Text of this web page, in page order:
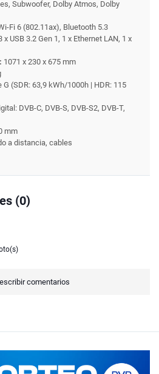
Subwoofer, Dolby Atmos, Dolby
Fi 6 (802.11ax), Bluetooth 5.3
x USB 3.2 Gen 1, 1 x Ethernet LAN, 1 x
1071 x 230 x 675 mm
G (SDR: 63,9 kWh/1000h | HDR: 115
DVB-C, DVB-S, DVB-S2, DVB-T,
mm
a distancia, cables
(0)
comentarios